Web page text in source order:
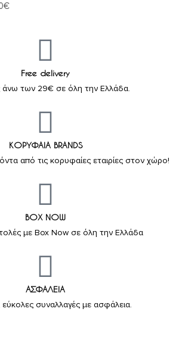
€
Free delivery
άνω των 29€ σε όλη την Ελλάδα.
ΚΟΡΥΦΑΙΑ BRANDS
από τις κορυφαίες εταιρίες στον χώρο!
BOX NOW
με Box Now σε όλη την Ελλάδα
ΑΣΦΑΛΕΙΑ
εύκολες συναλλαγές με ασφάλεια.